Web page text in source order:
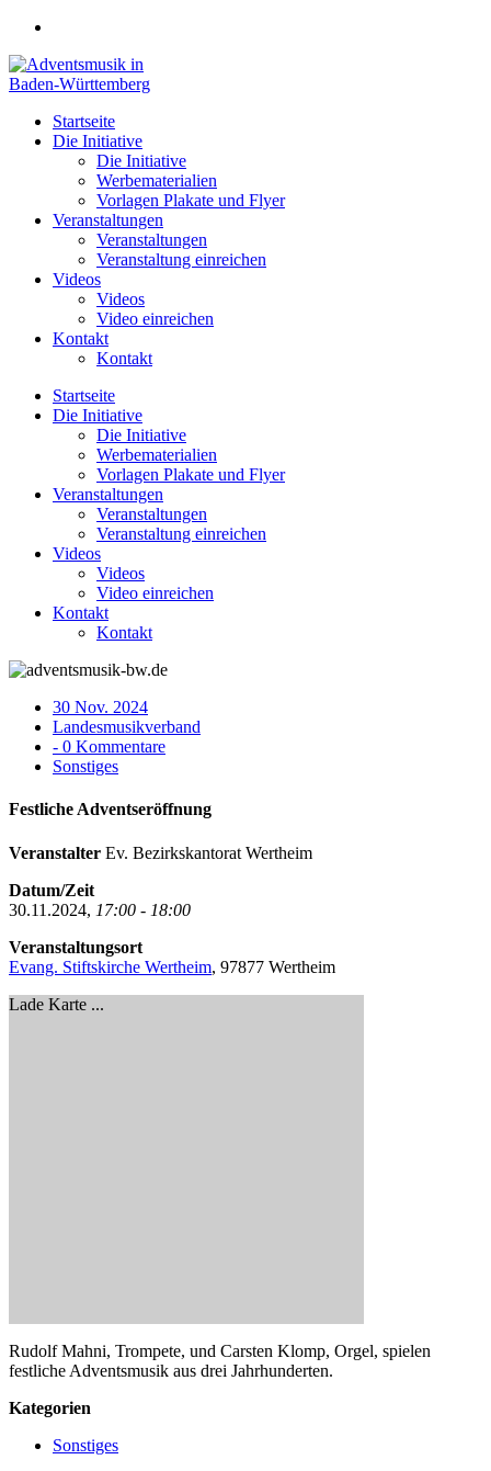
Zum
springen
Startseite
Die Initiative
Die Initiative
Werbematerialien
Vorlagen Plakate und Flyer
Veranstaltungen
Veranstaltungen
Veranstaltung einreichen
Videos
Videos
Video einreichen
Kontakt
Kontakt
Startseite
Die Initiative
Die Initiative
Werbematerialien
Vorlagen Plakate und Flyer
Veranstaltungen
Veranstaltungen
Veranstaltung einreichen
Videos
Videos
Video einreichen
Kontakt
Kontakt
30 Nov. 2024
Landesmusikverband
- 0 Kommentare
Sonstiges
Festliche Adventseröffnung
Veranstalter Ev. Bezirkskantorat Wertheim
Datum/Zeit
30.11.2024, 17:00 - 18:00
Veranstaltungsort
Evang. Stiftskirche Wertheim, 97877 Wertheim
Lade Karte ...
Rudolf Mahni, Trompete, und Carsten Klomp, Orgel, spielen
festliche Adventsmusik aus drei Jahrhunderten.
Kategorien
Sonstiges